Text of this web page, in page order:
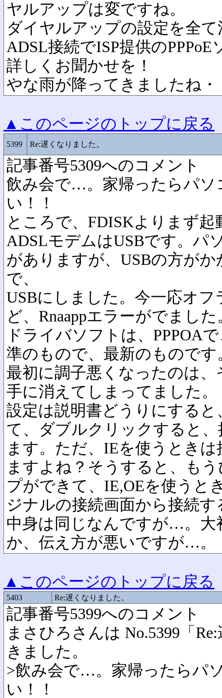
ヤルアップは変ですね。
ダイヤルアップの設定を全
ADSL接続でISP提供の
詳しくお聞かせを！
やな雨が降ってきましたね・
▲このページのトップに戻る
5399 Re:遅くなりました。
記事番号5309へのコメント
飲み会で…。家帰ったらパソ
い！！
ところで、FDISKよりまず
ADSLモデムはUSBです。パ
がありますが、USBの方が
で、
USBにしました。今一応オ
ど、Rnaappエラーがでました
ドライバソフトは、PPPOA
準のもので、最新のものです
最初に調子悪くなったのは
手に消えてしまってました。
設定は説明書どうりにする
て、ダブルクリックすると
ます。ただ、IEを使うとき
ますよね？そうすると、も
プができて、IE,OEを使うと
ジナルの接続画面から接続
中身は同じなんですが…。大
か、伝え方が悪いですが…。
▲このページのトップに戻る
5403 Re:遅くなりました。
記事番号5399へのコメント
まさひろさんは No.5399「
きました。
>飲み会で…。家帰ったらパ
い！！